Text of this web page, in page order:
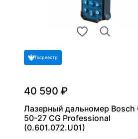
Госреестр
40 590 ₽
Лазерный дальномер Bosch
50-27 CG Professional
(0.601.072.U01)